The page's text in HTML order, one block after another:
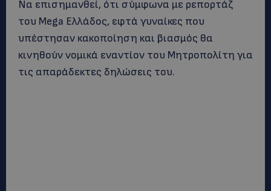
Να επισημανθεί, ότι σύμφωνα με ρεπορτάζ
του Mega Ελλάδος, εφτά γυναίκες που
υπέστησαν κακοποίηση και βιασμός θα
κινηθούν νομικά εναντίον του Μητροπολίτη για
τις απαράδεκτες δηλώσεις του.